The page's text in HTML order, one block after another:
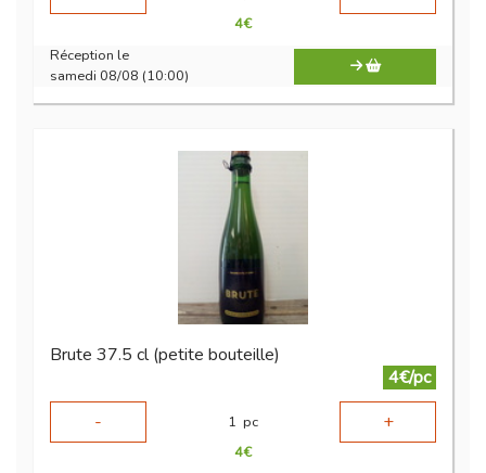
4€
Réception le
samedi 08/08 (10:00)
Brute 37.5 cl (petite bouteille)
4€/pc
-
1 pc +
4€